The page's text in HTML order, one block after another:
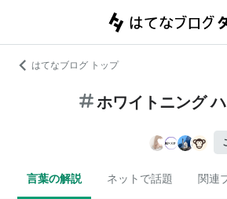
はてなブログ トップ
ホワイトニング
言葉の解説 ネットで話題 関連